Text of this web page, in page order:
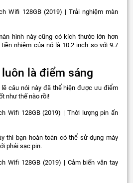
hình này cũng có kích thước lớn hơn
nhiệm của nó là 10.2 inch so với 9.7
là điểm sáng
lẽ câu nói này đã thể hiện được ưu điểm
như thế nào rồi!
thì bạn hoàn toàn có thể sử dụng máy
phải sạc pin.